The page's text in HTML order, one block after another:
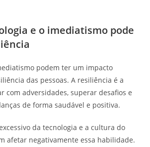
e o imediatismo pode
podem ter um impacto
das pessoas. A resiliência é a
com adversidades, superar desafios e
de forma saudável e positiva.
da tecnologia e a cultura do
afetar negativamente essa habilidade.